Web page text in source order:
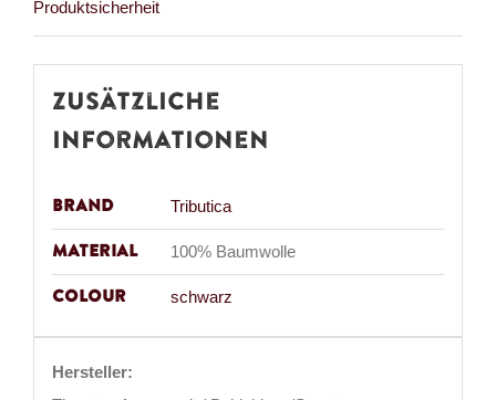
Produktsicherheit
Zusätzliche
Informationen
Brand Tributica
Material 100% Baumwolle
Colour schwarz
Hersteller: